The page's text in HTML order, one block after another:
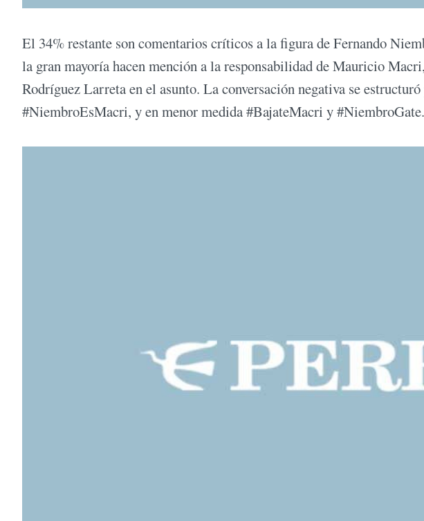
El 34% restante son comentarios críticos a la figura de Fernando
la gran mayoría hacen mención a la responsabilidad de Mauricio
Rodríguez Larreta en el asunto. La conversación negativa se
#NiembroEsMacri, y en menor medida #BajateMacri y #NiembroGate.